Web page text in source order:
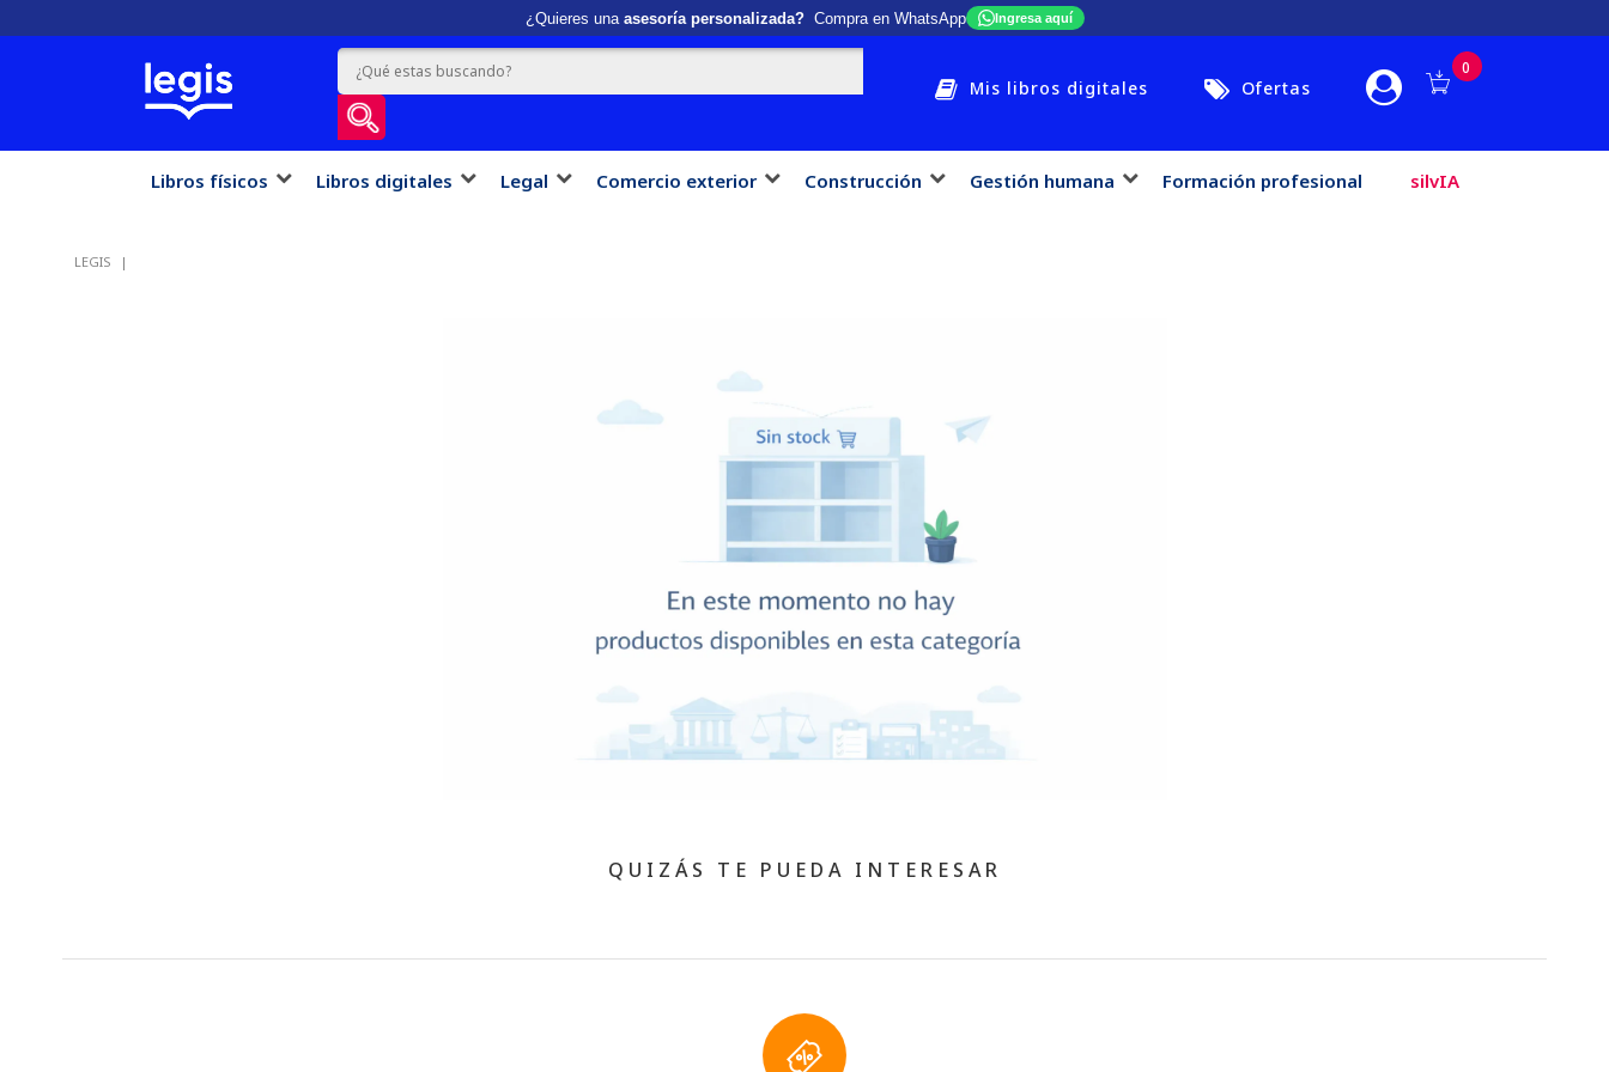
¿Quieres una asesoría personalizada?Compra en WhatsApp Ingresa aquí
Mis libros digitales Ofertas
0
Libros físicos Libros digitales Legal Comercio exterior Construcción Gestión humana Formación profesional silvIA
LEGIS
QUIZÁS TE PUEDA INTERESAR